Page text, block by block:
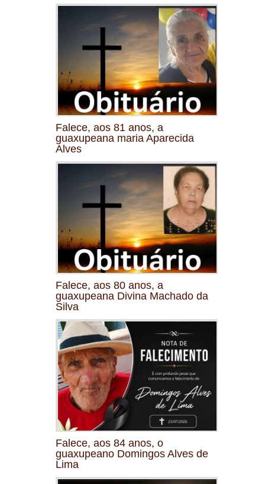
Falece, aos 81 anos, a
guaxupeana maria Aparecida
Alves
Falece, aos 80 anos, a
guaxupeana Divina Machado da
Silva
Falece, aos 84 anos, o
guaxupeano Domingos Alves de
Lima